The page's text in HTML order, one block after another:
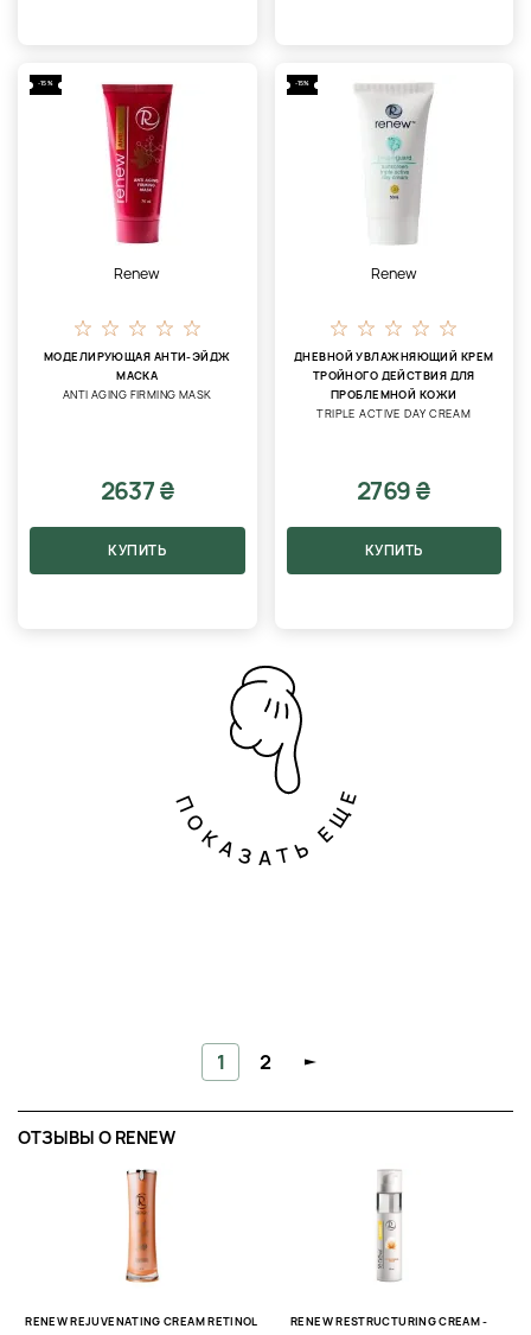
-15%
Renew
МОДЕЛИРУЮЩАЯ АНТИ-ЭЙДЖ
МАСКА
ANTI AGING FIRMING MASK
2637 ₴
КУПИТЬ
-15%
Renew
ДНЕВНОЙ УВЛАЖНЯЮЩИЙ КРЕМ
ТРОЙНОГО ДЕЙСТВИЯ ДЛЯ
ПРОБЛЕМНОЙ КОЖИ
TRIPLE ACTIVE DAY CREAM
2769 ₴
КУПИТЬ
ПОКАЗАТЬ ЕЩЕ
1 2
ОТЗЫВЫ O RENEW
RENEW REJUVENATING CREAM RETINOL
RENEW RESTRUCTURING CREAM -